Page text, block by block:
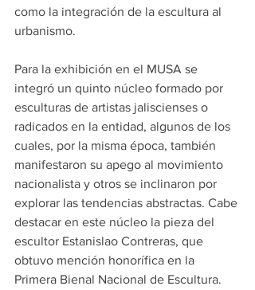
como la integración de la escultura al
urbanismo.
Para la exhibición en el MUSA se
integró un quinto núcleo formado por
esculturas de artistas jaliscienses o
radicados en la entidad, algunos de los
cuales, por la misma época, también
manifestaron su apego al movimiento
nacionalista y otros se inclinaron por
explorar las tendencias abstractas. Cabe
destacar en este núcleo la pieza del
escultor Estanislao Contreras, que
obtuvo mención honorífica en la
Primera Bienal Nacional de Escultura.